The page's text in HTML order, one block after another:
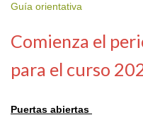
Guía orientativa
Comienza el
para el curso
Puertas abiertas